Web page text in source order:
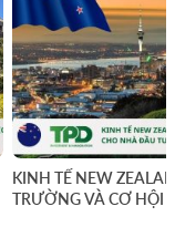
KINH TẾ NEW
TRƯỜNG VÀ CƠ HỘI